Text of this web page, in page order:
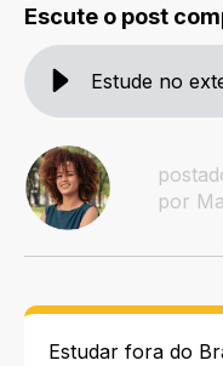
Escute o post
por
Estudar fora do